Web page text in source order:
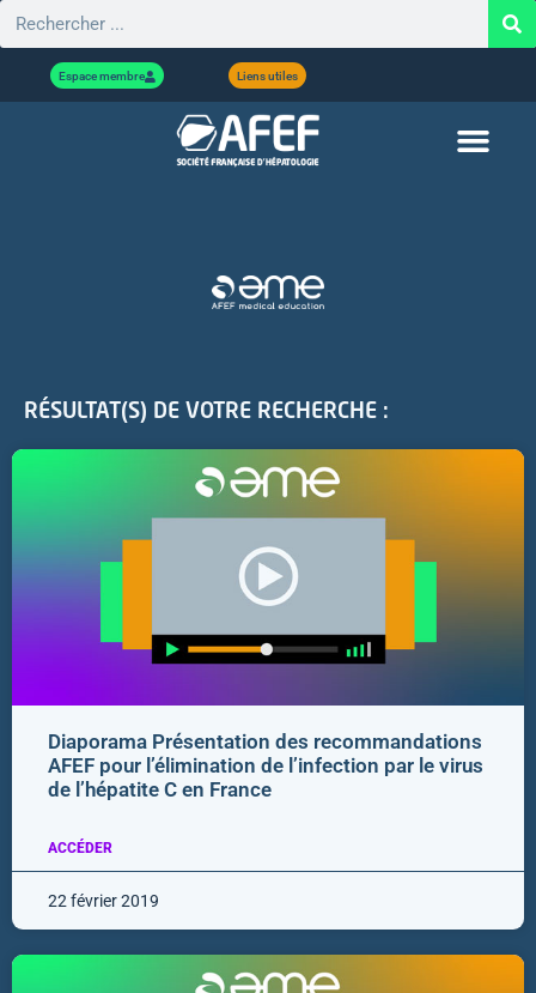
Espace membre Liens utiles
RÉSULTAT(S) DE VOTRE RECHERCHE :
Diaporama Présentation des recommandations
AFEF pour l’élimination de l’infection par le virus
de l’hépatite C en France
ACCÉDER
22 février 2019